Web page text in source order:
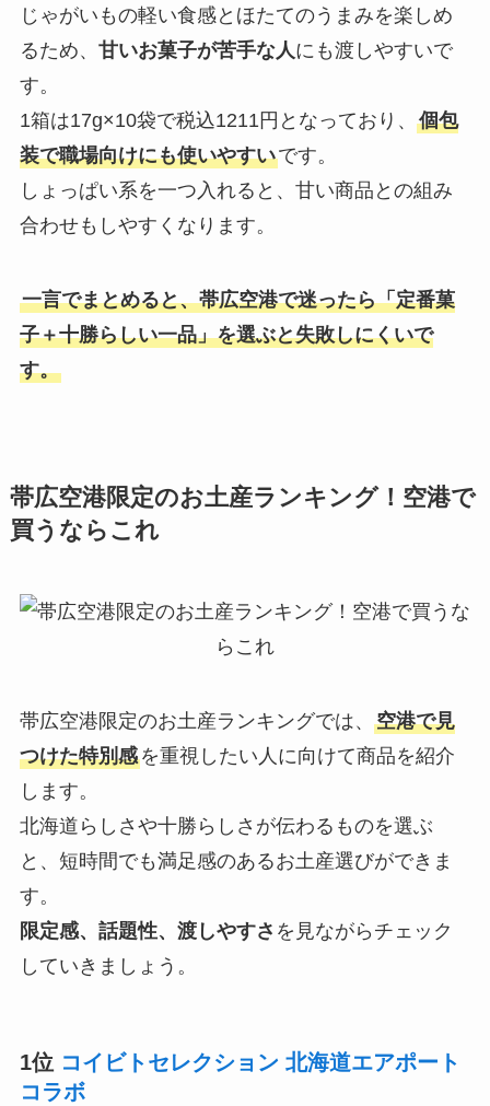
じゃがいもの軽い食感とほたてのうまみを楽しめ
るため、 甘いお菓子が苦手な人にも渡しやすいで
す。
1箱は17g×10袋で税込1211円となっており、 個包
装で職場向けにも使いやすいです。
しょっぱい系を一つ入れると、甘い商品との組み
合わせもしやすくなります。
一言でまとめると、帯広空港で迷ったら「定番菓
子＋十勝らしい一品」を選ぶと失敗しにくいで
す。
帯広空港限定のお土産ランキング！空港で
買うならこれ
帯広空港限定のお土産ランキングでは、 空港で見
つけた特別感を重視したい人に向けて商品を紹介
します。
北海道らしさや十勝らしさが伝わるものを選ぶ
と、短時間でも満足感のあるお土産選びができま
す。
限定感、話題性、渡しやすさ を見ながらチェック
していきましょう。
1位 コイビトセレクション 北海道エアポート
コラボ